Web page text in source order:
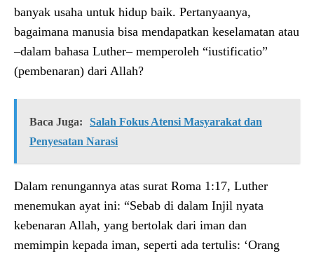
banyak usaha untuk hidup baik. Pertanyaanya,
bagaimana manusia bisa mendapatkan keselamatan atau
–dalam bahasa Luther– memperoleh “iustificatio”
(pembenaran) dari Allah?
Baca Juga:
Salah Fokus Atensi Masyarakat dan
Penyesatan Narasi
Dalam renungannya atas surat Roma 1:17, Luther
menemukan ayat ini: “Sebab di dalam Injil nyata
kebenaran Allah, yang bertolak dari iman dan
memimpin kepada iman, seperti ada tertulis: ‘Orang